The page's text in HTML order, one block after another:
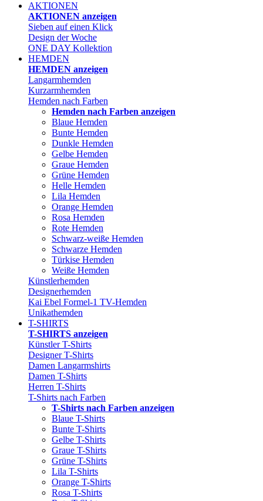
AKTIONEN
AKTIONEN anzeigen
Sieben auf einen Klick
Design der Woche
ONE DAY Kollektion
HEMDEN
HEMDEN anzeigen
Langarmhemden
Kurzarmhemden
Hemden nach Farben
Hemden nach Farben anzeigen
Blaue Hemden
Bunte Hemden
Dunkle Hemden
Gelbe Hemden
Graue Hemden
Grüne Hemden
Helle Hemden
Lila Hemden
Orange Hemden
Rosa Hemden
Rote Hemden
Schwarz-weiße Hemden
Schwarze Hemden
Türkise Hemden
Weiße Hemden
Künstlerhemden
Designerhemden
Kai Ebel Formel-1 TV-Hemden
Unikathemden
T-SHIRTS
T-SHIRTS anzeigen
Künstler T-Shirts
Designer T-Shirts
Damen Langarmshirts
Damen T-Shirts
Herren T-Shirts
T-Shirts nach Farben
T-Shirts nach Farben anzeigen
Blaue T-Shirts
Bunte T-Shirts
Gelbe T-Shirts
Graue T-Shirts
Grüne T-Shirts
Lila T-Shirts
Orange T-Shirts
Rosa T-Shirts